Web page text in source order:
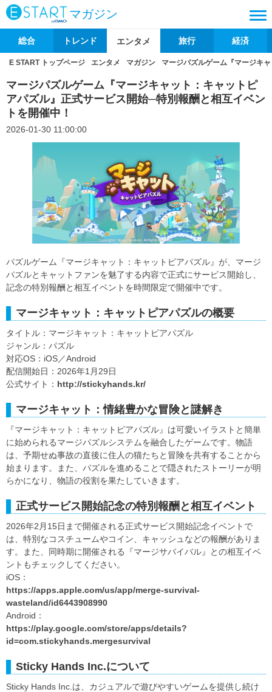
マガジン
総合 トレンド エンタメ 旅行 経済
E START トップページ エンタメ マガジン マージパズルゲーム『マージキ
マージパズルゲーム『マージキャット：キャットピ
アパズル』正式サービス開始─特別報酬と相互イベン
トを開催中！
2026-01-30 11:00:00
パズルゲーム『マージキャット：キャットピアパズル』が、マージ
パズルとキャットファンを魅了する内容で正式にサービス開始し、
記念の特別報酬と相互イベントを時間限定で開催中です。
マージキャット：キャットピアパズルの概要
タイトル：マージキャット：キャットピアパズル
ジャンル：パズル
対応OS：iOS／Android
配信開始日：2026年1月29日
公式サイト： http://stickyhands.kr/
マージキャット：情緒豊かな冒険と謎解き
『マージキャット：キャットピアパズル』は可愛いイラストと簡単
に始められるマージパズルシステムを融合したゲームです。物語
は、予期せぬ事故の直後に住人の猫たちと冒険を共有することから
始まります。また、パズルを進めることで隠されたストーリーが明
らかになり、物語の役割を果たしていきます。
正式サービス開始記念の特別報酬と相互イベント
2026年2月15日まで開催される正式サービス開始記念イベントで
は、特別なコスチュームやコイン、キャッシュなどの報酬がありま
す。また、同時期に開催される『マージサバイバル』との相互イベ
ントもチェックしてください。
iOS：
https://apps.apple.com/us/app/merge-survival-
wasteland/id6443908990
Android：
https://play.google.com/store/apps/details?
id=com.stickyhands.mergesurvival
Sticky Hands Inc.について
Sticky Hands Inc.は、カジュアルで遊びやすいゲームを提供し続け